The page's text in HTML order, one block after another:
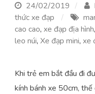
24/02/2019
thức xe đạp
cao cao, xe đạp địa hình,
leo núi, Xe đạp mini, xe
Khi trẻ em bắt đầu đi
kính bánh xe 50cm,